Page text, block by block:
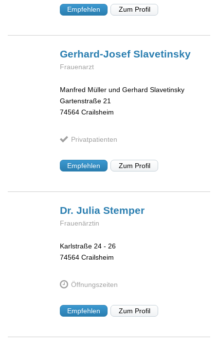
Empfehlen Zum Profil
Gerhard-JosefSlavetinsky
Frauenarzt
Manfred Müller und Gerhard Slavetinsky
Gartenstraße 21
74564 Crailsheim
Privatpatienten
Empfehlen Zum Profil
Dr. JuliaStemper
Frauenärztin
Karlstraße 24 - 26
74564 Crailsheim
Öffnungszeiten
Empfehlen Zum Profil